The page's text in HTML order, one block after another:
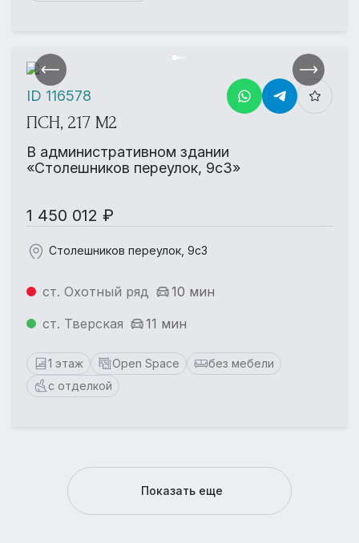
ПСН, 217 М2
В административном здании
«Столешников переулок, 9с3»
1 450 012 ₽
Столешников переулок, 9с3
ст. Охотный ряд
10 мин
ст. Тверская
11 мин
1 этаж Open Space
без мебели
с отделкой
ID 116578
Показать еще